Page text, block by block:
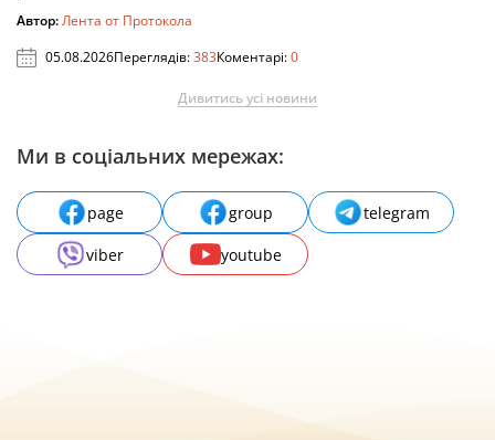
Автор:Лента от Протокола
05.08.2026Переглядів:383Коментарі:0
Дивитись усі новини
Ми в соціальних мережах:
page group
telegram
viber
youtube